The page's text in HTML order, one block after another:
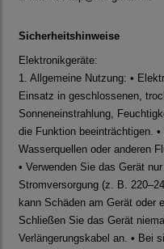
Sicherheitshinweise
Elektronikgeräte:
1. Allgemeine Nutzung: •
Einsatz in geschlossenen,
Sonneneinstrahlung,
die Funktion beeinträchtigen.
Wasserquellen oder anderen
• Verwenden Sie das Gerät
Stromversorgung (z. B.
kann Schäden am Gerät oder
Schließen Sie das Gerät
Verlängerungskabel an. • Bei